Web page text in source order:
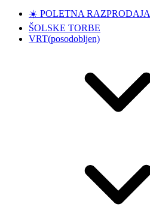
☀️ POLETNA RAZPRODAJA
ŠOLSKE TORBE
VRT(posodobljen)